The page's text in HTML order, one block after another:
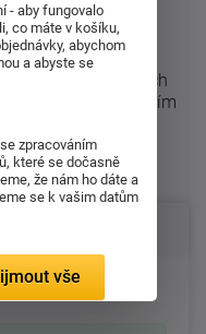
příjemný povrch
i při každodenním
- aby fungovalo
co máte v košíku,
abychom
a abyste se
zpracováním
které se dočasně
že nám ho dáte a
se k vašim datům
vše